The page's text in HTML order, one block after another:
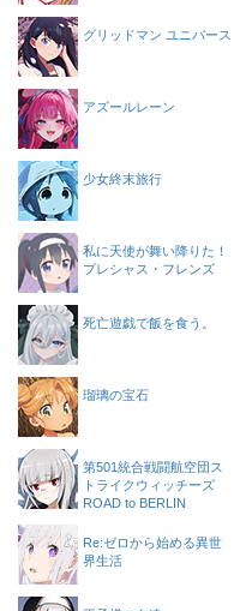
グリッドマン ユニバース
アズールレーン
少女終末旅行
私に天使が舞い降りた！
プレシャス・フレンズ
死亡遊戯で飯を食う。
瑠璃の宝石
第501統合戦闘航空団ス
トライクウィッチーズ
ROAD to BERLIN
Re:ゼロから始める異世
界生活